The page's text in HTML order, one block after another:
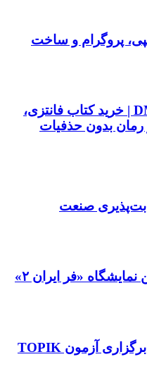
پژو ۲۰۷؛ کپی، پروگرام و ساخت
فروشگاه کتاب DMDBook | خرید کتاب فانتزی،
بدون حذفیات
صنعت
تمدید مهلت ثبت‌نام دومین نمایشگاه «فر ایران ۲»
راه‌اندازی رشته کره‌ای و برگزاری آزمون TOPIK